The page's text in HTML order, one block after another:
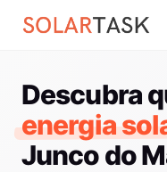
Descubra
energia
Junco do